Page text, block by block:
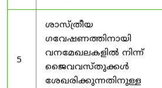
5
ശാസ്ത്രീയ
ഗവേഷണത്തിനായി
വനമേഖലകളിൽ നിന്ന്
ജൈവവസ്തുക്കൾ
ശേഖരിക്കുന്നതിനുള്ള